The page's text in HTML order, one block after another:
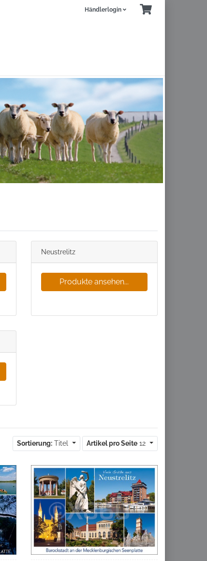
Händlerlogin
Neustrelitz
Produkte ansehen...
Sortierung: Titel Artikel pro Seite 12